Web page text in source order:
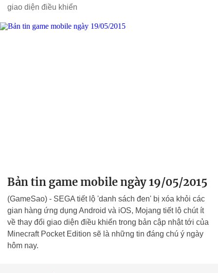
giao diện điều khiển
Bản tin game mobile ngày 19/05/2015
(GameSao) - SEGA tiết lộ 'danh sách đen' bị xóa khỏi các
gian hàng ứng dụng Android và iOS, Mojang tiết lộ chút ít
về thay đổi giao diện điều khiển trong bản cập nhật tới của
Minecraft Pocket Edition sẽ là những tin đáng chú ý ngày
hôm nay.